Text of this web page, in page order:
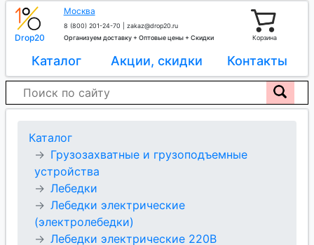
Drop20
Москва
8 (800) 201-24-70
zakaz@drop20.ru
Организуем доставку + Оптовые цены + Скидки
Корзина
Каталог Акции, скидки Контакты
Каталог
Грузозахватные и грузоподъемные
устройства
Лебедки
Лебедки электрические
(электролебедки)
Лебедки электрические 220В